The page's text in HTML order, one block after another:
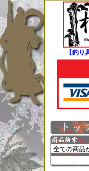
【釣り